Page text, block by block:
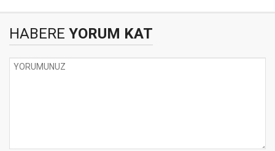
HABERE YORUM KAT